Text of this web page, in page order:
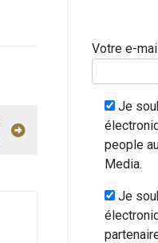
Votre e-
Je
people
Media.
Je